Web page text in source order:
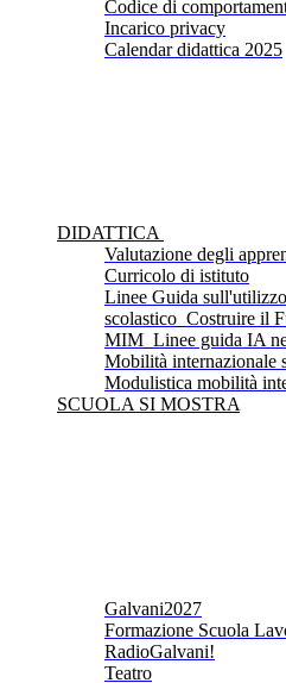
Codice di
Incarico privacy
Calendar didattica 2025
DIDATTICA
Valutazione degli
Curricolo di istituto
Linee Guida
scolastico_Costruire il
MIM_Linee guida IA
Mobilità internazionale
Modulistica mobilità
SCUOLA SI MOSTRA
Galvani2027
Formazione Scuola
RadioGalvani!
Teatro